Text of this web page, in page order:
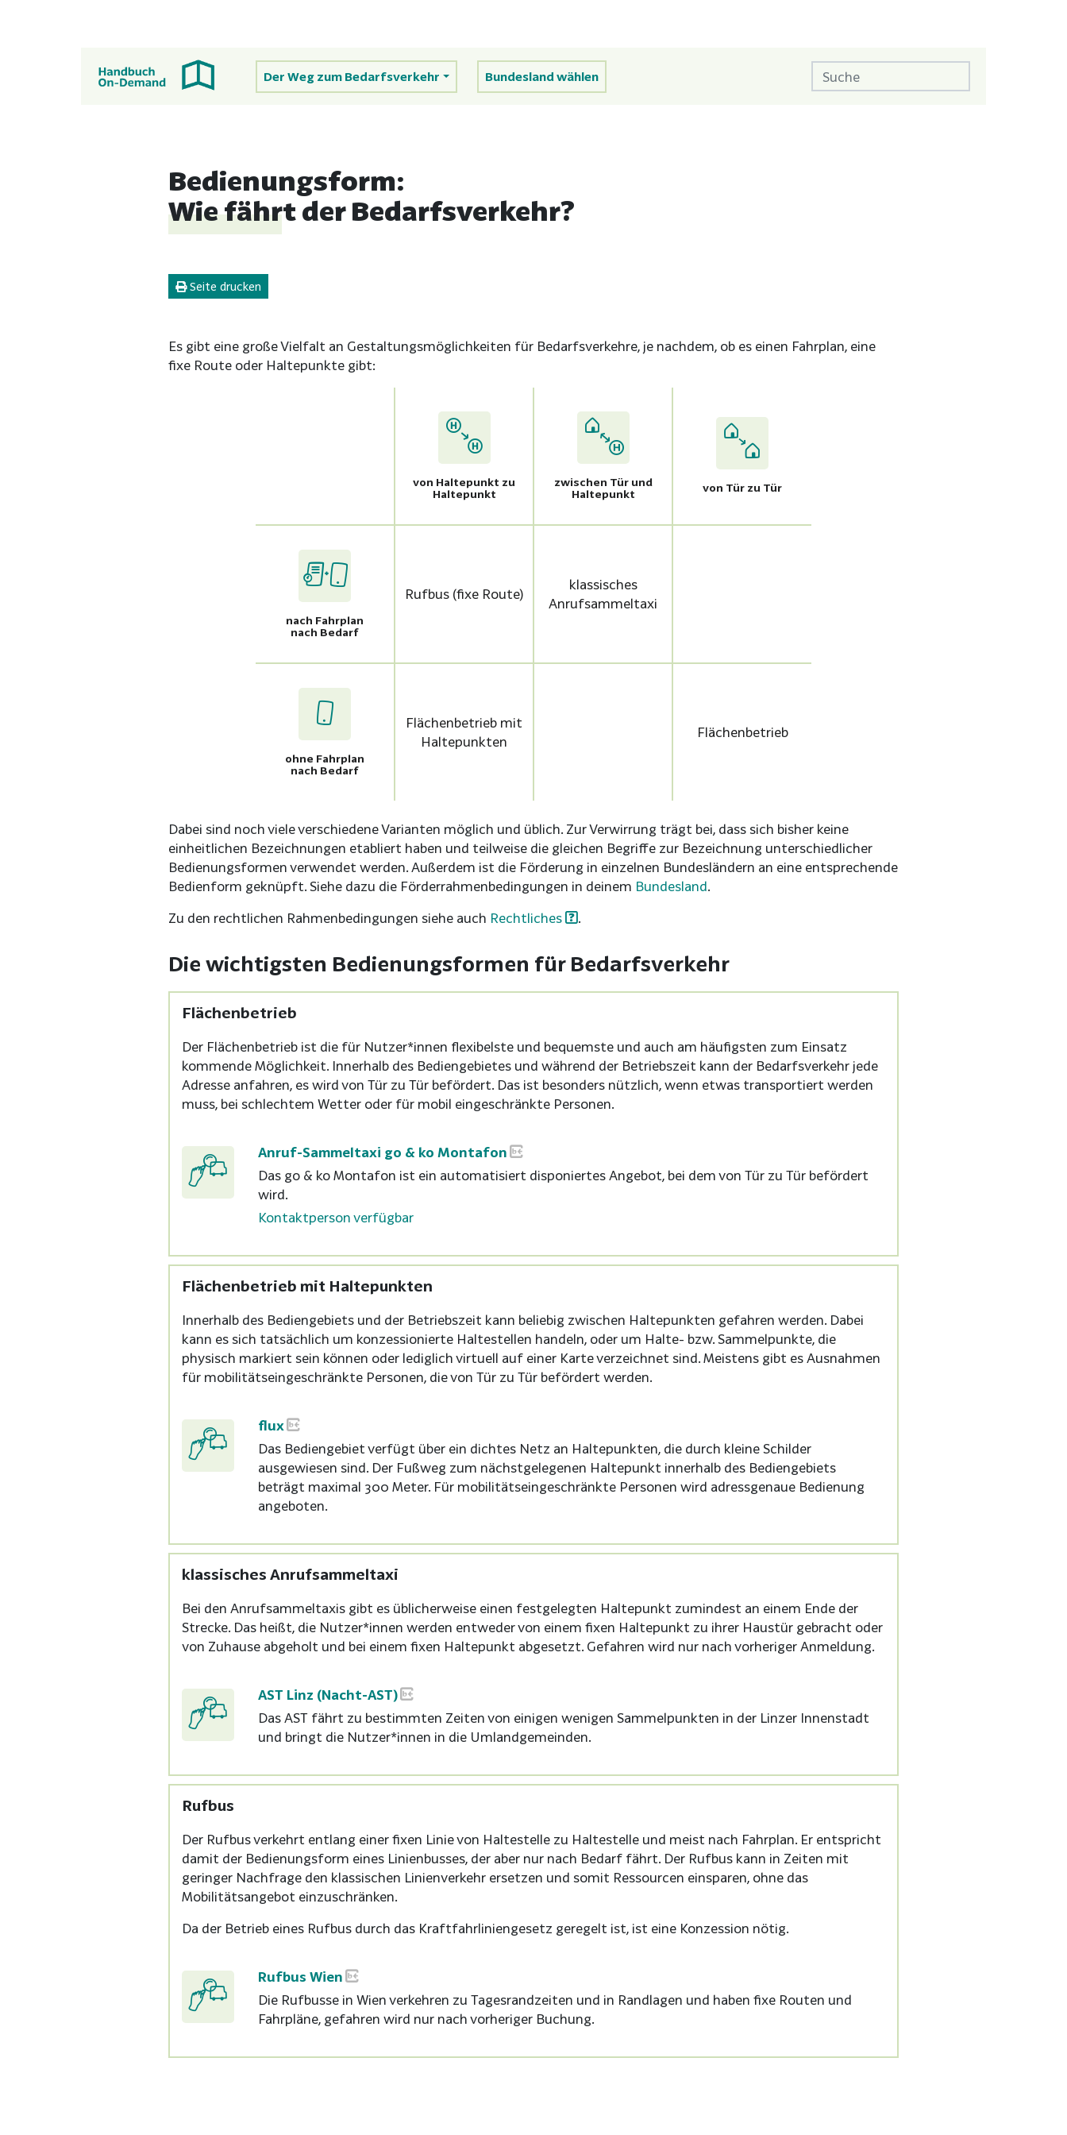
Der Weg zum Bedarfsverkehr Bundesland wählen
Bedienungsform:
Wie fährt der Bedarfsverkehr?
Seite drucken
Es gibt eine große Vielfalt an Gestaltungsmöglichkeiten für Bedarfsverkehre, je nachdem, ob es einen Fahrplan, eine
fixe Route oder Haltepunkte gibt:
von Haltepunkt zu
Haltepunkt
zwischen Tür und
Haltepunkt
von Tür zu Tür
nach Fahrplan
nach Bedarf
Rufbus (fixe Route)
klassisches
Anrufsammeltaxi
ohne Fahrplan
nach Bedarf
Flächenbetrieb mit
Haltepunkten
Flächenbetrieb
Dabei sind noch viele verschiedene Varianten möglich und üblich. Zur Verwirrung trägt bei, dass sich bisher keine
einheitlichen Bezeichnungen etabliert haben und teilweise die gleichen Begriffe zur Bezeichnung unterschiedlicher
Bedienungsformen verwendet werden. Außerdem ist die Förderung in einzelnen Bundesländern an eine entsprechende
Bedienform geknüpft. Siehe dazu die Förderrahmenbedingungen in deinem Bundesland.
Zu den rechtlichen Rahmenbedingungen siehe auch Rechtliches .
Die wichtigsten Bedienungsformen für Bedarfsverkehr
Flächenbetrieb
Der Flächenbetrieb ist die für Nutzer*innen flexibelste und bequemste und auch am häufigsten zum Einsatz
kommende Möglichkeit. Innerhalb des Bediengebietes und während der Betriebszeit kann der Bedarfsverkehr jede
Adresse anfahren, es wird von Tür zu Tür befördert. Das ist besonders nützlich, wenn etwas transportiert werden
muss, bei schlechtem Wetter oder für mobil eingeschränkte Personen.
Anruf-Sammeltaxi go & ko Montafon
Das go & ko Montafon ist ein automatisiert disponiertes Angebot, bei dem von Tür zu Tür befördert
wird.
Kontaktperson verfügbar
Flächenbetrieb mit Haltepunkten
Innerhalb des Bediengebiets und der Betriebszeit kann beliebig zwischen Haltepunkten gefahren werden. Dabei
kann es sich tatsächlich um konzessionierte Haltestellen handeln, oder um Halte- bzw. Sammelpunkte, die
physisch markiert sein können oder lediglich virtuell auf einer Karte verzeichnet sind. Meistens gibt es Ausnahmen
für mobilitätseingeschränkte Personen, die von Tür zu Tür befördert werden.
flux
Das Bediengebiet verfügt über ein dichtes Netz an Haltepunkten, die durch kleine Schilder
ausgewiesen sind. Der Fußweg zum nächstgelegenen Haltepunkt innerhalb des Bediengebiets
beträgt maximal 300 Meter. Für mobilitätseingeschränkte Personen wird adressgenaue Bedienung
angeboten.
klassisches Anrufsammeltaxi
Bei den Anrufsammeltaxis gibt es üblicherweise einen festgelegten Haltepunkt zumindest an einem Ende der
Strecke. Das heißt, die Nutzer*innen werden entweder von einem fixen Haltepunkt zu ihrer Haustür gebracht oder
von Zuhause abgeholt und bei einem fixen Haltepunkt abgesetzt. Gefahren wird nur nach vorheriger Anmeldung.
AST Linz (Nacht-AST)
Das AST fährt zu bestimmten Zeiten von einigen wenigen Sammelpunkten in der Linzer Innenstadt
und bringt die Nutzer*innen in die Umlandgemeinden.
Rufbus
Der Rufbus verkehrt entlang einer fixen Linie von Haltestelle zu Haltestelle und meist nach Fahrplan. Er entspricht
damit der Bedienungsform eines Linienbusses, der aber nur nach Bedarf fährt. Der Rufbus kann in Zeiten mit
geringer Nachfrage den klassischen Linienverkehr ersetzen und somit Ressourcen einsparen, ohne das
Mobilitätsangebot einzuschränken.
Da der Betrieb eines Rufbus durch das Kraftfahrliniengesetz geregelt ist, ist eine Konzession nötig.
Rufbus Wien
Die Rufbusse in Wien verkehren zu Tagesrandzeiten und in Randlagen und haben fixe Routen und
Fahrpläne, gefahren wird nur nach vorheriger Buchung.